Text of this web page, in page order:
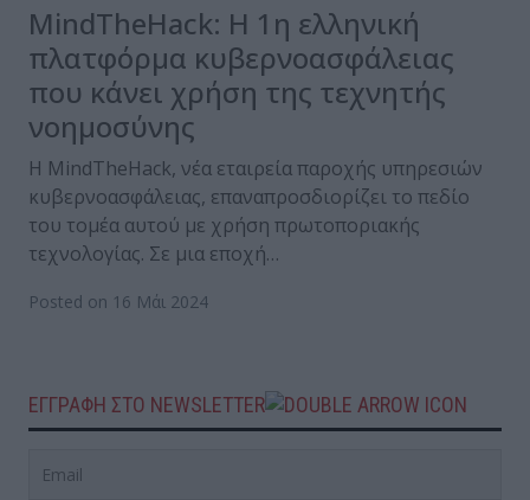
MindTheHack: H 1η ελληνική
πλατφόρμα κυβερνοασφάλειας
που κάνει χρήση της τεχνητής
νοημοσύνης
Η MindΤheHack, νέα εταιρεία παροχής υπηρεσιών
κυβερνοασφάλειας, επαναπροσδιορίζει το πεδίο
του τομέα αυτού με χρήση πρωτοποριακής
τεχνολογίας. Σε μια εποχή…
Posted on 16 Μάι 2024
ΕΓΓΡΑΦΗ ΣΤΟ NEWSLETTER